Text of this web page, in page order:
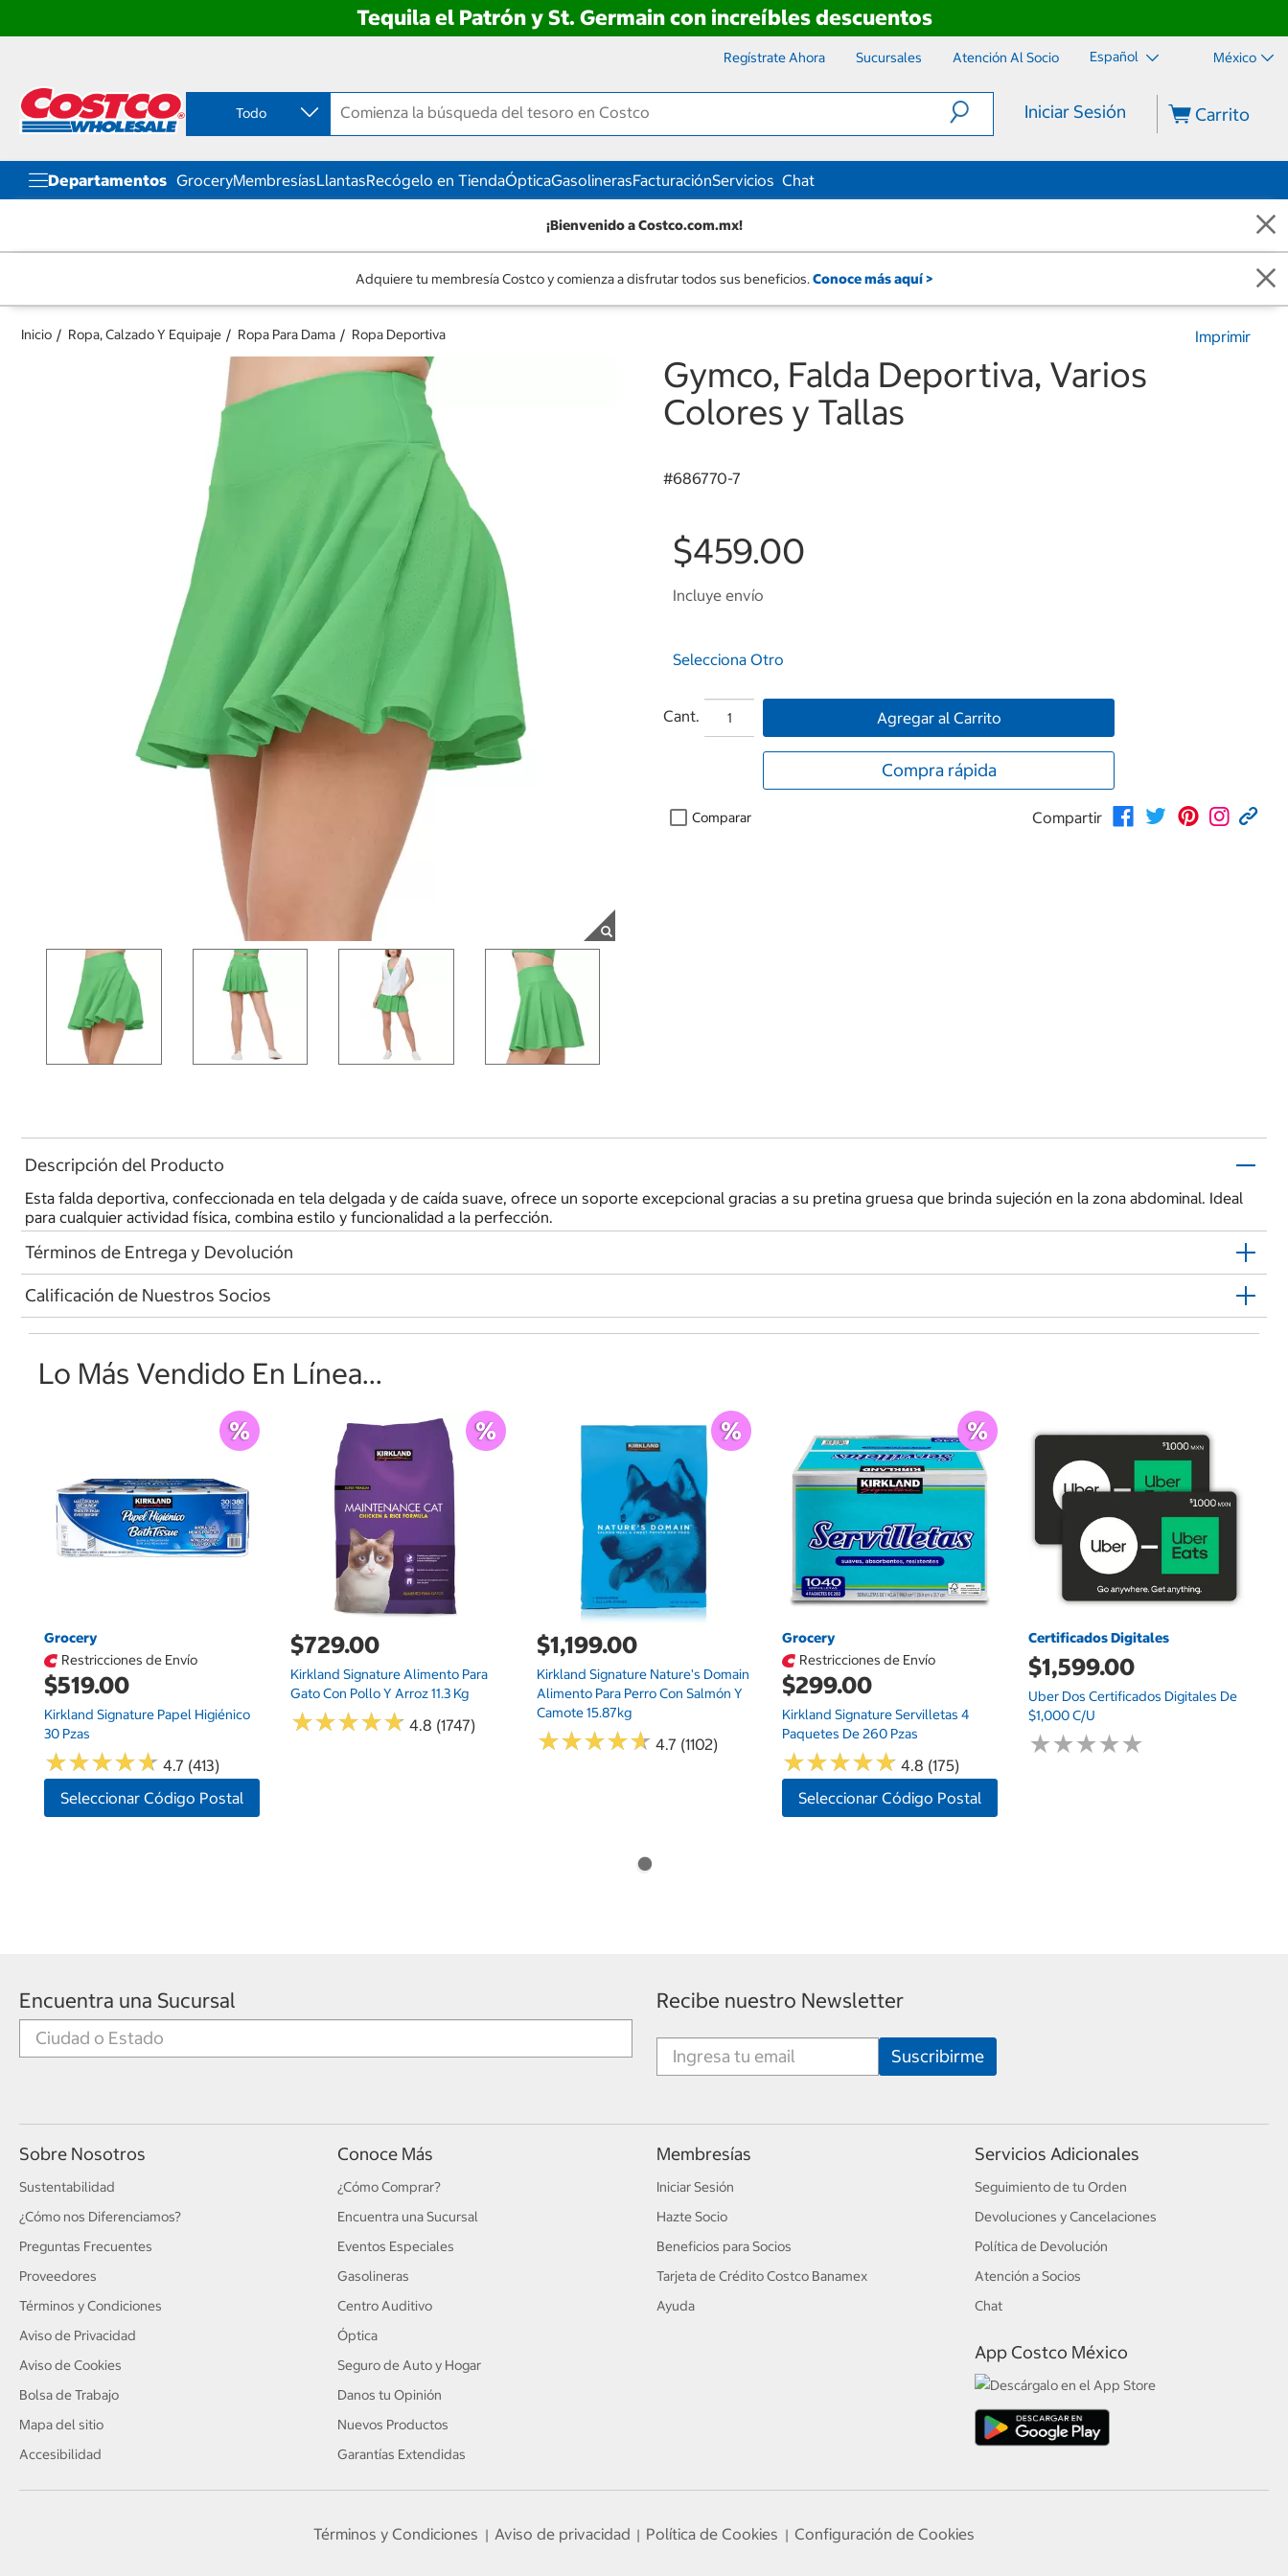
Tequila el Patrón y St. Germain con increíbles descuentos
contenido
menú
navegación
Regístrate Ahora Sucursales Atención Al Socio Español México
Todo Iniciar Sesión Carrito
Departamentos GroceryMembresíasLlantasRecógelo en TiendaÓpticaGasolinerasFacturaciónServicios Chat
¡Bienvenido a Costco.com.mx!
Adquiere tu membresía Costco y comienza a disfrutar todos sus beneficios. Conoce más aquí >
Inicio Ropa, Calzado Y Equipaje Ropa Para Dama Ropa Deportiva Imprimir
Gymco, Falda Deportiva, Varios
Colores y Tallas
#686770-7
$459.00
Incluye envío
Selecciona Otro
Cant. Agregar al Carrito
Compra rápida
Comparar Compartir
Descripción del Producto
Esta falda deportiva, confeccionada en tela delgada y de caída suave, ofrece un soporte excepcional gracias a su pretina gruesa que brinda sujeción en la zona abdominal. Ideal
para cualquier actividad física, combina estilo y funcionalidad a la perfección.
Términos de Entrega y Devolución
Calificación de Nuestros Socios
Lo Más Vendido En Línea...
Grocery
Restricciones de Envío
$519.00
Kirkland Signature Papel Higiénico
30 Pzas
★★★★★
★★★★★ 4.7 (413)
Seleccionar Código Postal
$729.00
Kirkland Signature Alimento Para
Gato Con Pollo Y Arroz 11.3 Kg
★★★★★
★★★★★ 4.8 (1747)
$1,199.00
Kirkland Signature Nature's Domain
Alimento Para Perro Con Salmón Y
Camote 15.87kg
★★★★★
★★★★★ 4.7 (1102)
Grocery
Restricciones de Envío
$299.00
Kirkland Signature Servilletas 4
Paquetes De 260 Pzas
★★★★★
★★★★★ 4.8 (175)
Seleccionar Código Postal
Certificados Digitales
$1,599.00
Uber Dos Certificados Digitales De
$1,000 C/u
★★★★★
★★★★★
Encuentra una Sucursal Recibe nuestro Newsletter
Sobre Nosotros
Sustentabilidad
¿Cómo nos Diferenciamos?
Preguntas Frecuentes
Proveedores
Términos y Condiciones
Aviso de Privacidad
Aviso de Cookies
Bolsa de Trabajo
Mapa del sitio
Accesibilidad
Conoce Más
¿Cómo Comprar?
Encuentra una Sucursal
Eventos Especiales
Gasolineras
Centro Auditivo
Óptica
Seguro de Auto y Hogar
Danos tu Opinión
Nuevos Productos
Garantías Extendidas
Membresías
Iniciar Sesión
Hazte Socio
Beneficios para Socios
Tarjeta de Crédito Costco Banamex
Ayuda
Servicios Adicionales
Seguimiento de tu Orden
Devoluciones y Cancelaciones
Política de Devolución
Atención a Socios
Chat
App Costco México
Términos y Condiciones | Aviso de privacidad | Política de Cookies | Configuración de Cookies